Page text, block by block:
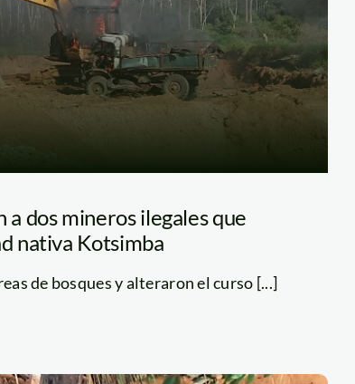
dos mineros ilegales que
nativa Kotsimba
de bosques y alteraron el curso [...]